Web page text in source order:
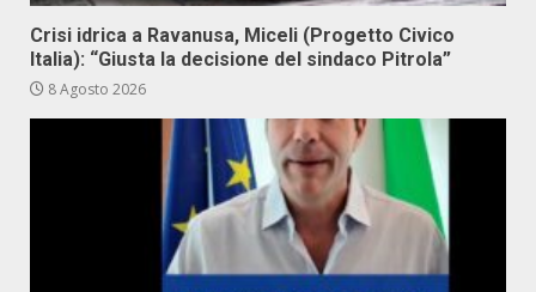
Crisi idrica a Ravanusa, Miceli (Progetto Civico
Italia): “Giusta la decisione del sindaco Pitrola”
8 Agosto 2026